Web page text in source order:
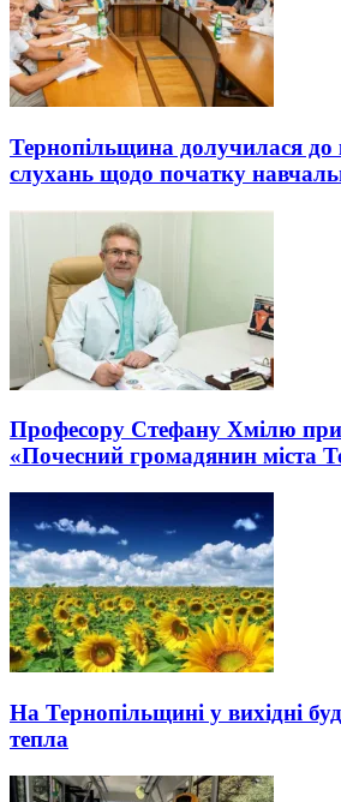
Тернопільщина долучилася до
слухань щодо початку
Професору Стефану Хмілю
«Почесний громадянин міста
На Тернопільщині у вихідні
тепла